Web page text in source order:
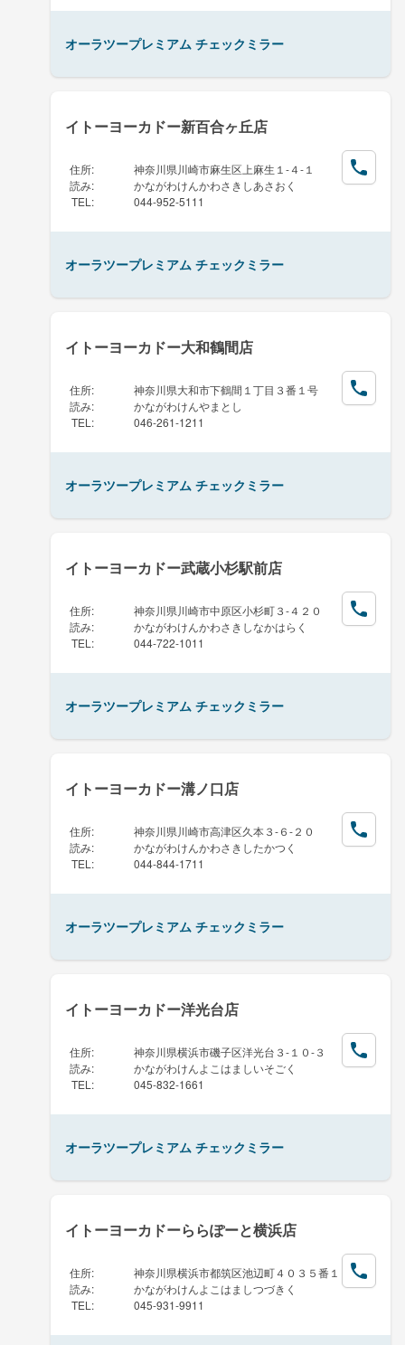
オーラツープレミアム チェックミラー
イトーヨーカドー新百合ヶ丘店
住所:
神奈川県川崎市麻生区上麻生１-４-１
読み:
かながわけんかわさきしあさおく
TEL : 044-952-5111
オーラツープレミアム チェックミラー
イトーヨーカドー大和鶴間店
住所:
神奈川県大和市下鶴間１丁目３番１号
読み:
かながわけんやまとし
TEL : 046-261-1211
オーラツープレミアム チェックミラー
イトーヨーカドー武蔵小杉駅前店
住所:
神奈川県川崎市中原区小杉町３-４２０
読み:
かながわけんかわさきしなかはらく
TEL : 044-722-1011
オーラツープレミアム チェックミラー
イトーヨーカドー溝ノ口店
住所:
神奈川県川崎市高津区久本３-６-２０
読み:
かながわけんかわさきしたかつく
TEL : 044-844-1711
オーラツープレミアム チェックミラー
イトーヨーカドー洋光台店
住所:
神奈川県横浜市磯子区洋光台３-１０-３
読み:
かながわけんよこはましいそごく
TEL : 045-832-1661
オーラツープレミアム チェックミラー
イトーヨーカドーららぽーと横浜店
住所:
神奈川県横浜市都筑区池辺町４０３５番１
読み:
かながわけんよこはましつづきく
TEL : 045-931-9911